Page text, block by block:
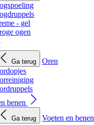
- gel
ogen
Ga terug
Oren
benen
Ga terug
Voeten en benen